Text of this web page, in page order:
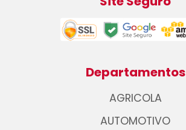
Departamentos
AGRICOLA
AUTOMOTIVO